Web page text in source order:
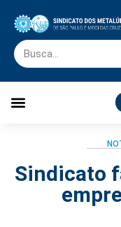
Sindicato